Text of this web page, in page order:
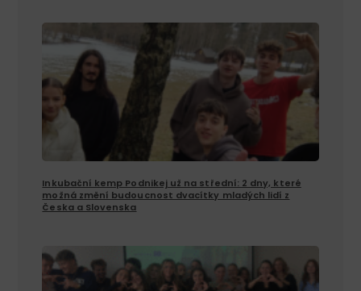
Inkubační kemp Podnikej už na střední: 2 dny, které
možná změní budoucnost dvacítky mladých lidí z
Česka a Slovenska